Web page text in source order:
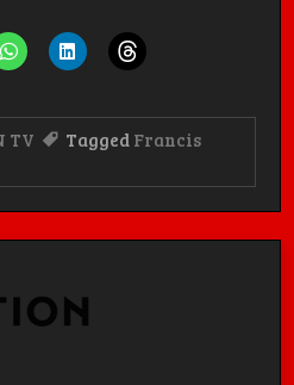
TV Tagged Francis